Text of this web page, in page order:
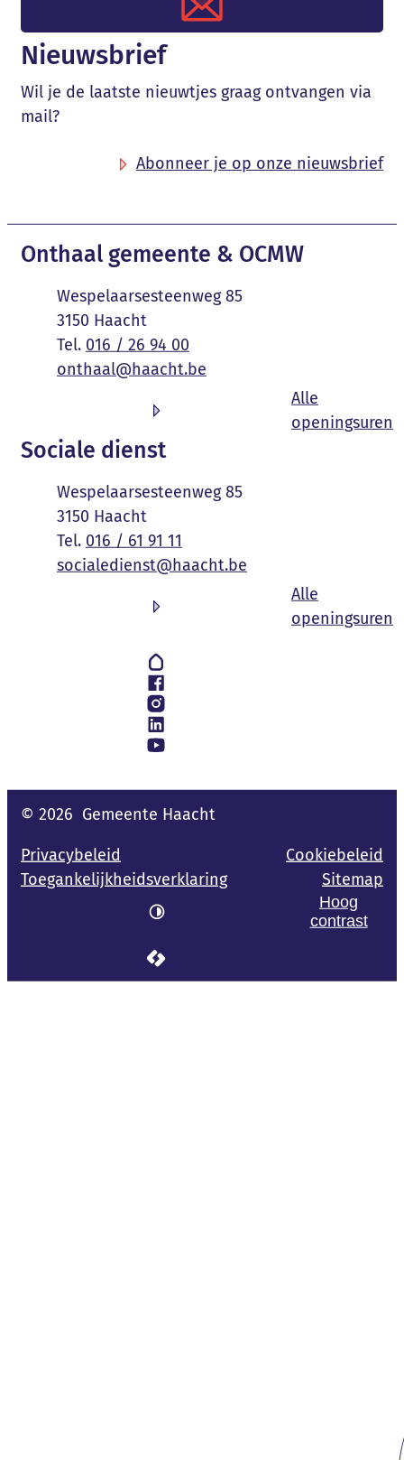
Nieuwsbrief
Wil je de laatste nieuwtjes graag ontvangen via
mail?
Abonneer je op onze nieuwsbrief
Contact & openingsuren
Onthaal gemeente & OCMW
AdresWespelaarsesteenweg 85
,3150 Haacht
016 / 26 94 00
E-mailonthaal@haacht.be
Alle
openingsuren
Sociale dienst
AdresWespelaarsesteenweg 85
,3150 Haacht
016 / 61 91 11
E-mailsocialedienst@haacht.be
Alle
openingsuren
Volg ons op
© 2026 Gemeente Haacht
Privacybeleid
Cookiebeleid
Toegankelijkheidsverklaring
Sitemap
Hoog
contrast